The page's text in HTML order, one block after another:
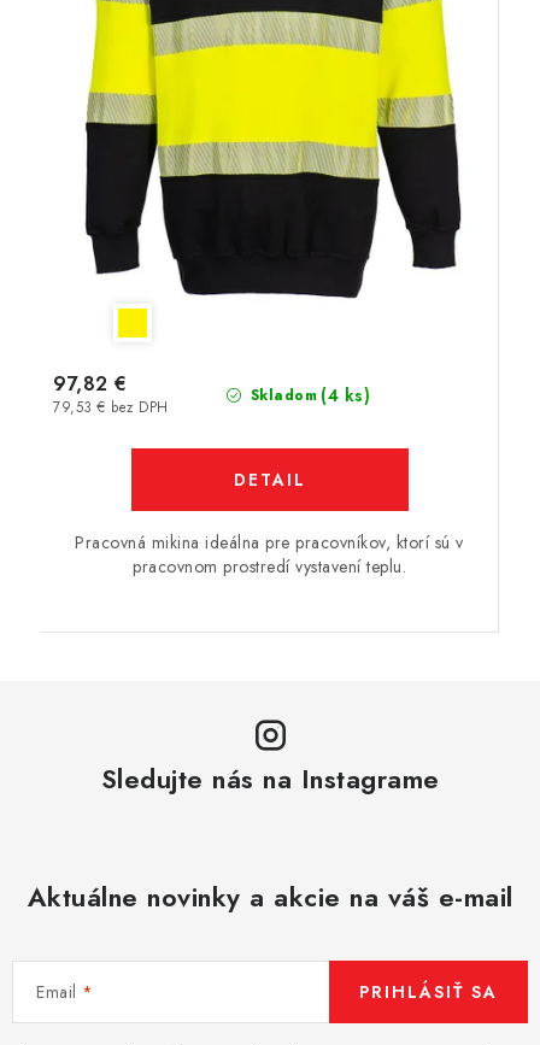
Skladom (4 ks)
79,53 € bez DPH
97,82 €
DETAIL
Pracovná mikina ideálna pre pracovníkov, ktorí sú v
pracovnom prostredí vystavení teplu.
Sledujte nás na Instagrame
Aktuálne novinky a akcie na váš e-mail
Email PRIHLÁSIŤ SA